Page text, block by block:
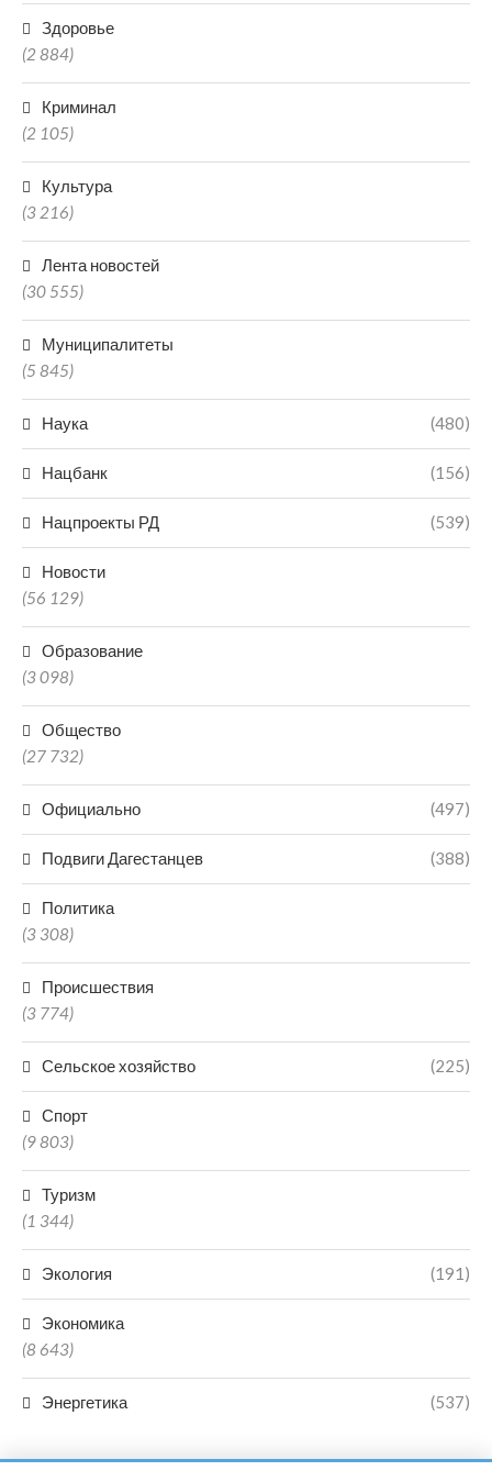
Здоровье
(2 884)
Криминал
(2 105)
Культура
(3 216)
Лента новостей
(30 555)
Муниципалитеты
(5 845)
Наука (480)
Нацбанк (156)
Нацпроекты РД (539)
Новости
(56 129)
Образование
(3 098)
Общество
(27 732)
Официально (497)
Подвиги Дагестанцев (388)
Политика
(3 308)
Происшествия
(3 774)
Сельское хозяйство (225)
Спорт
(9 803)
Туризм
(1 344)
Экология (191)
Экономика
(8 643)
Энергетика (537)